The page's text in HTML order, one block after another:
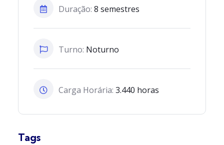
Duração: 8 semestres
Turno: Noturno
Carga Horária: 3.440 horas
Tags